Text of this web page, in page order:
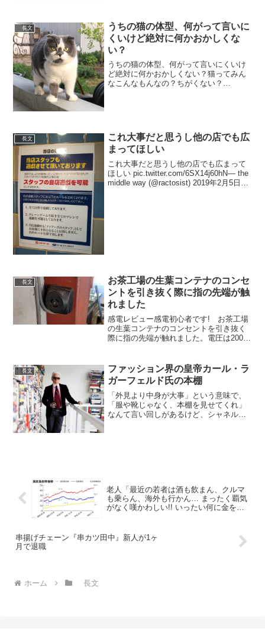
長文
うちの猫の体型、何がって言いに
くいけど絶対に何かおかしくな
い？
うちの猫の体型、何がって言いにくいけ
ど絶対に何かおかしくない？猫ってみん
なこんなもんなの？ちがくない？
長文
これ大事だと思うし他の店でも広
まってほしい
これ大事だと思うし他の店でも広まって
ほしい pic.twitter.com/6SX14j60hN— the
middle way (@ractosist) 2019年2月5日メ
長文
お茶工場の生葉コンテナのコンセ
ントを引き抜く際に指の先端が触
れました
感電レビュー感電初心者です! お茶工場
の生葉コンテナのコンセントを引き抜く
際に指の先端が触れました。電圧は200V
ました。10年前に亡くなった曾祖母に会
えたので...
長文
ファッション界の皇帝カール・ラ
ガーフェルド氏の本棚
「外見より中身が大事」という意味で、
「服や靴じゃなく、本棚を見せてくれ」
なんて言い回しがあるけど、シャネルな
老人「最近の若者は酒も飲まん、クルマ
も乗らん、海外も行かん… まったく覇気
がなく嘆かわしい!! いったい何に金を使
串揚げチェーン『串カツ田中』新人が1ヶ
月で退職
ホーム 長文